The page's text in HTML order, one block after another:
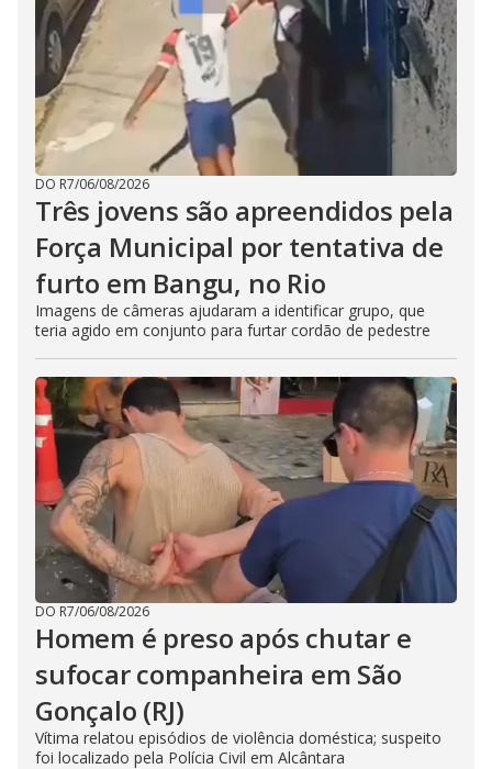
DO R7/06/08/2026
Três jovens são apreendidos pela
Força Municipal por tentativa de
furto em Bangu, no Rio
Imagens de câmeras ajudaram a identificar grupo, que
teria agido em conjunto para furtar cordão de pedestre
DO R7/06/08/2026
Homem é preso após chutar e
sufocar companheira em São
Gonçalo (RJ)
Vítima relatou episódios de violência doméstica; suspeito
foi localizado pela Polícia Civil em Alcântara